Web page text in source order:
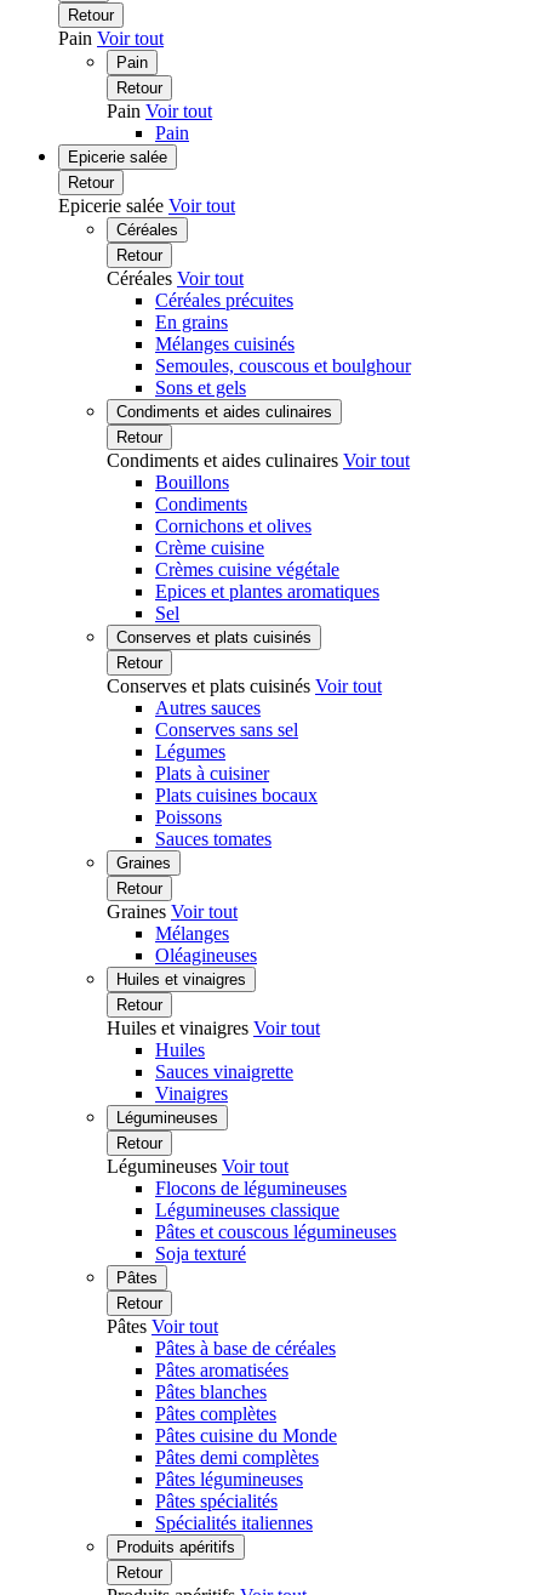
Retour
Pain Voir tout
Pain
Retour
Pain Voir tout
Pain
Epicerie salée
Retour
Epicerie salée Voir tout
Céréales
Retour
Céréales Voir tout
Céréales précuites
En grains
Mélanges cuisinés
Semoules, couscous et boulghour
Sons et gels
Condiments et aides culinaires
Retour
Condiments et aides culinaires Voir tout
Bouillons
Condiments
Cornichons et olives
Crème cuisine
Crèmes cuisine végétale
Epices et plantes aromatiques
Sel
Conserves et plats cuisinés
Retour
Conserves et plats cuisinés Voir tout
Autres sauces
Conserves sans sel
Légumes
Plats à cuisiner
Plats cuisines bocaux
Poissons
Sauces tomates
Graines
Retour
Graines Voir tout
Mélanges
Oléagineuses
Huiles et vinaigres
Retour
Huiles et vinaigres Voir tout
Huiles
Sauces vinaigrette
Vinaigres
Légumineuses
Retour
Légumineuses Voir tout
Flocons de légumineuses
Légumineuses classique
Pâtes et couscous légumineuses
Soja texturé
Pâtes
Retour
Pâtes Voir tout
Pâtes à base de céréales
Pâtes aromatisées
Pâtes blanches
Pâtes complètes
Pâtes cuisine du Monde
Pâtes demi complètes
Pâtes légumineuses
Pâtes spécialités
Spécialités italiennes
Produits apéritifs
Retour